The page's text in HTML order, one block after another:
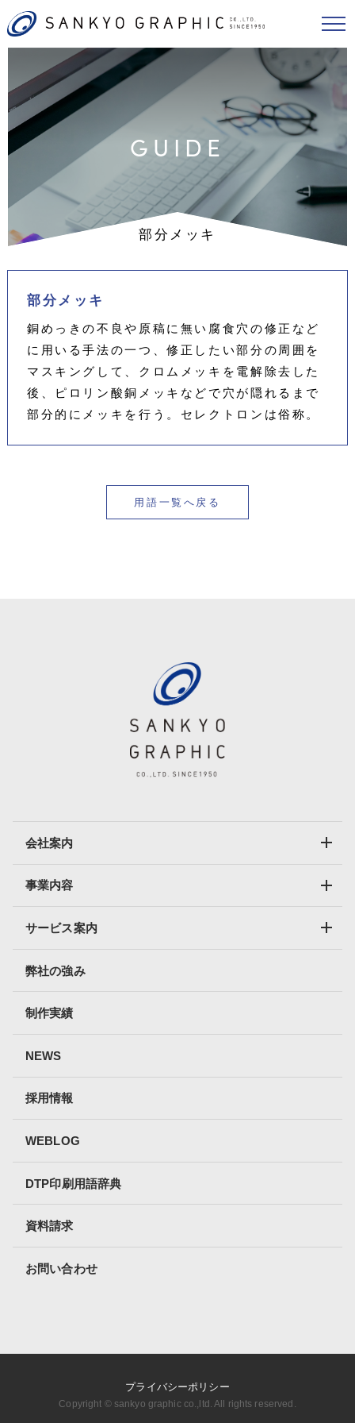
GUIDE
部分メッキ
部分メッキ
銅めっきの不良や原稿に無い腐食穴の修正など
に用いる手法の一つ、修正したい部分の周囲を
マスキングして、クロムメッキを電解除去した
後、ピロリン酸銅メッキなどで穴が隠れるまで
部分的にメッキを行う。セレクトロンは俗称。
用語一覧へ戻る
会社案内
事業内容
サービス案内
弊社の強み
制作実績
NEWS
採用情報
WEBLOG
DTP印刷用語辞典
資料請求
お問い合わせ
Copyright ©︎ sankyo graphic co.,ltd. All rights reserved.
プライバシーポリシー